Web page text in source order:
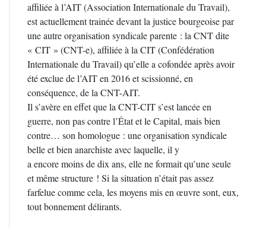
affiliée à l’AIT (Association Internationale du Travail),
est actuellement trainée devant la justice bourgeoise par
une autre organisation syndicale parente : la CNT dite
« CIT » (CNT-e), affiliée à la CIT (Confédération
Internationale du Travail) qu’elle a cofondée après avoir
été exclue de l’AIT en 2016 et scissionné, en
conséquence, de la CNT-AIT.
Il s’avère en effet que la CNT-CIT s’est lancée en
guerre, non pas contre l’État et le Capital, mais bien
contre… son homologue : une organisation syndicale
belle et bien anarchiste avec laquelle, il y
a encore moins de dix ans, elle ne formait qu’une seule
et même structure ! Si la situation n’était pas assez
farfelue comme cela, les moyens mis en œuvre sont, eux,
tout bonnement délirants.